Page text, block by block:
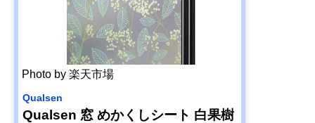
Photo by 楽天市場
Qualsen
Qualsen 窓 めかくしシート 白果樹